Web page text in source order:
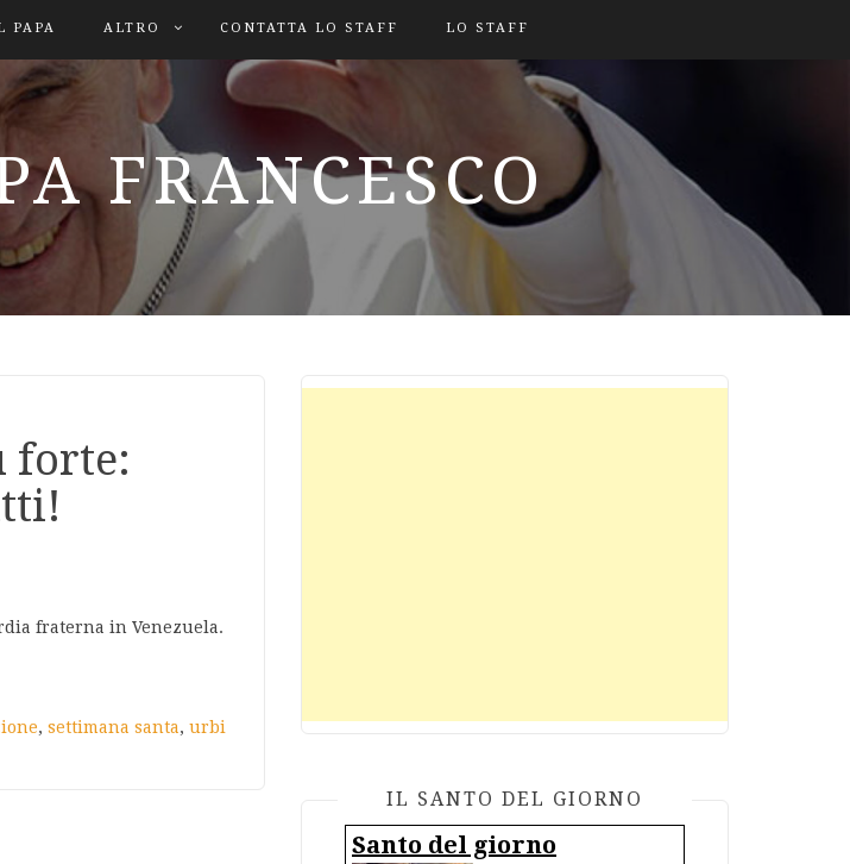
PAPA ALTRO CONTATTA LO STAFF LO STAFF
FRANCESCO
forte:
fraterna in Venezuela.
, settimana santa, urbi
IL SANTO DEL GIORNO
Santo del giorno